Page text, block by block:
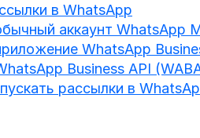
в WhatsApp
аккаунт WhatsApp
WhatsApp
Business API
рассылки в